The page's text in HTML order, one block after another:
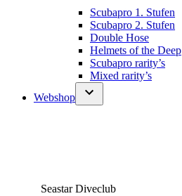
Scubapro 1. Stufen
Scubapro 2. Stufen
Double Hose
Helmets of the Deep
Scubapro rarity’s
Mixed rarity’s
Webshop
Seastar Diveclub